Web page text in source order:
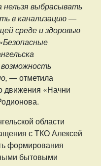
выбрасывать
в канализацию —
среде и здоровью
— отметила
движения «Начни
области
с ТКО Алексей
формирования
бытовыми